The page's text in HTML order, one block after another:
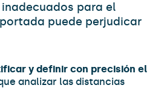
para el
puede perjudicar
y definir con precisión el
analizar las distancias